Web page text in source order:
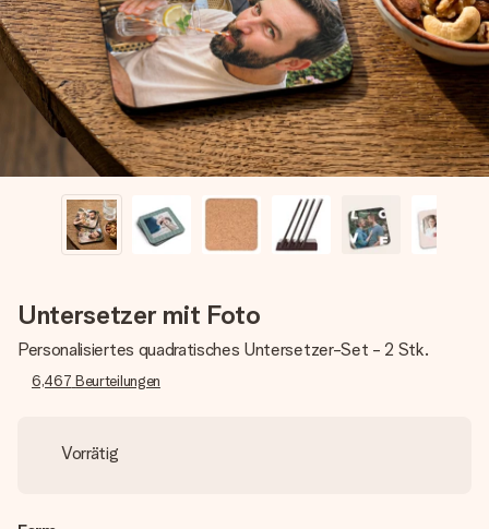
Montag - Freitag : 8:30 - 17:00 Uhr
Samstag - Sonntag : 8:30 - 13:00 Uhr
Untersetzer mit Foto
Personalisiertes quadratisches Untersetzer-Set - 2 Stk.
6,467 Beurteilungen
Vorrätig